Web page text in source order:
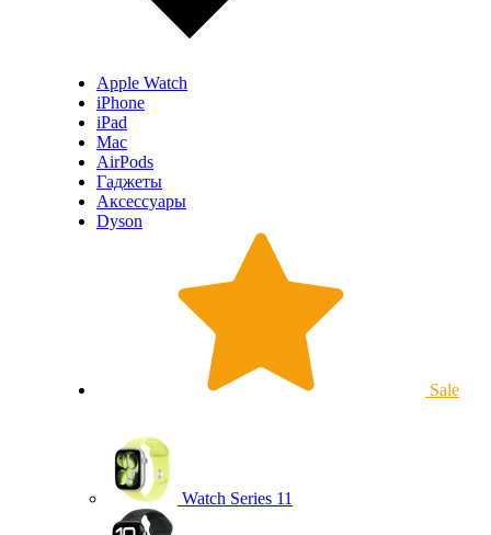
Apple Watch
iPhone
iPad
Mac
AirPods
Гаджеты
Аксессуары
Dyson
Sale
Watch Series 11